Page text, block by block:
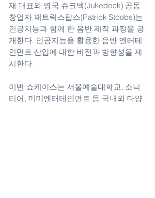
재 대표와 영국 쥬크덱(Jukedeck) 공동
창업자 패트릭스탑스(Patrick Stoobs)는
인공지능과 함께 한 음반 제작 과정을 공
개한다. 인공지능을 활용한 음반 엔터테
인먼트 산업에 대한 비전과 방향성을 제
시한다.
이번 쇼케이스는 서울예술대학교, 소닉
티어, 미미엔터테인먼트 등 국내외 다양